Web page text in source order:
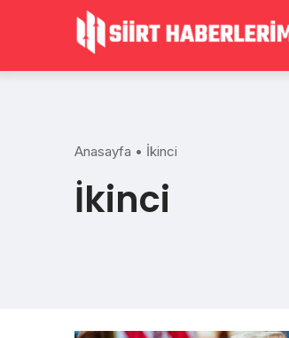
Anasayfa • İkinci
İkinci